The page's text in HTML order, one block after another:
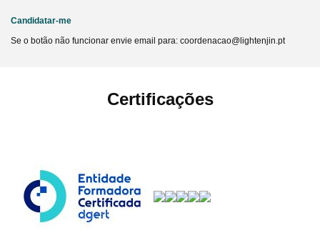
Candidatar-me
Se o botão não funcionar envie email para: coordenacao@lightenjin.pt
Certificações